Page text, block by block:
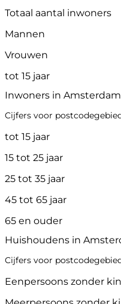
Totaal aantal inwoners
Mannen
Vrouwen
tot 15 jaar
Inwoners in Amsterdam
Cijfers voor
tot 15 jaar
15 tot 25 jaar
25 tot 35 jaar
45 tot 65 jaar
65 en ouder
Huishoudens in
Cijfers voor
Eenpersoons zonder